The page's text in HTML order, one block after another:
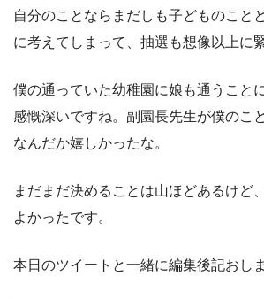
自分のことならまだしも子どものこと
に考えてしまって、抽選も想像以上に
僕の通っていた幼稚園に娘も通うこと
感慨深いですね。副園長先生が僕のこ
なんだか嬉しかったな。
まだまだ決めることは山ほどあるけど
よかったです。
本日のツイートと一緒に編集後記おしま